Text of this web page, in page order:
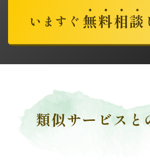
いますぐ 無料相談
類似サービスと